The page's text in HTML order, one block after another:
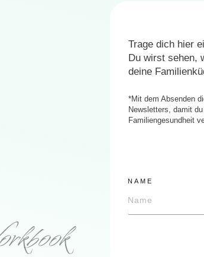
Trage dich hier
Du wirst sehen,
deine
*Mit dem Absenden
Newsletters, damit
Familiengesundheit
NAME